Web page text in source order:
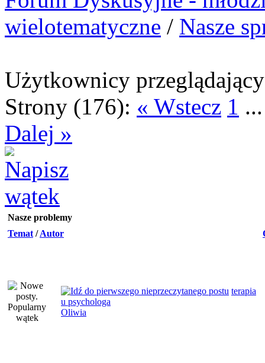
wielotematyczne / Nasze
Użytkownicy
Strony (176): « Wstecz 1
Dalej »
Nasze problemy
Temat /Autor
terapia
u psychologa
Oliwia